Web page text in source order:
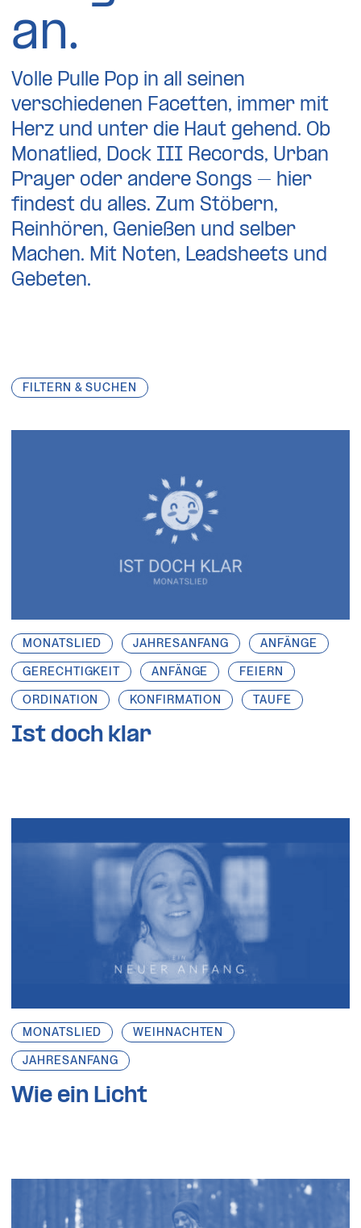
an.
Volle Pulle Pop in all seinen
verschiedenen Facetten, immer mit
Herz und unter die Haut gehend. Ob
Monatlied, Dock III Records, Urban
Prayer oder andere Songs – hier
findest du alles. Zum Stöbern,
Reinhören, Genießen und selber
Machen. Mit Noten, Leadsheets und
Gebeten.
FILTERN & SUCHEN
MONATSLIED JAHRESANFANG ANFÄNGE
GERECHTIGKEIT ANFÄNGE FEIERN
ORDINATION KONFIRMATION TAUFE
Ist doch klar
MONATSLIED WEIHNACHTEN
JAHRESANFANG
Wie ein Licht